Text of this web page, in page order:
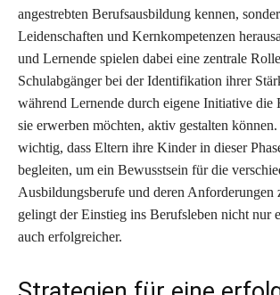
angestrebten Berufsausbildung kennen,
Leidenschaften und Kernkompetenzen
und Lernende spielen dabei eine zentrale
Schulabgänger bei der Identifikation ihrer
während Lernende durch eigene Initiative die
sie erwerben möchten, aktiv gestalten
wichtig, dass Eltern ihre Kinder in dieser
begleiten, um ein Bewusstsein für die
Ausbildungsberufe und deren Anforderungen
gelingt der Einstieg ins Berufsleben nicht nur
auch erfolgreicher.